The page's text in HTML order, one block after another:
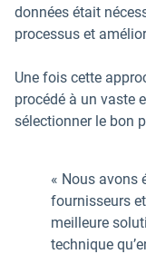
données était
processus et
Une fois cette
procédé à un vaste
sélectionner le bon
« Nous avons
fournisseurs
meilleure
technique